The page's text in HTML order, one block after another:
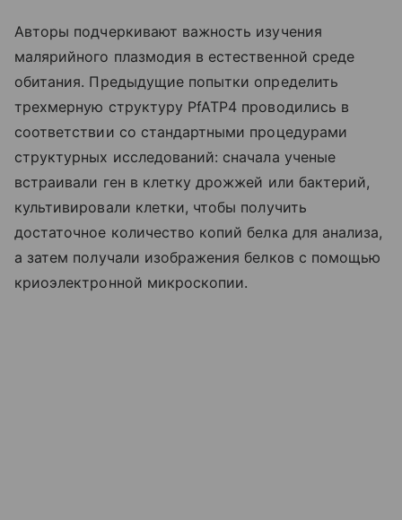
Авторы подчеркивают важность изучения
малярийного плазмодия в естественной среде
обитания. Предыдущие попытки определить
трехмерную структуру PfATP4 проводились в
соответствии со стандартными процедурами
структурных исследований: сначала ученые
встраивали ген в клетку дрожжей или бактерий,
культивировали клетки, чтобы получить
достаточное количество копий белка для анализа,
а затем получали изображения белков с помощью
криоэлектронной микроскопии.